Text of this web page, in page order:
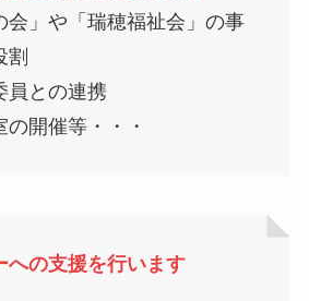
会」や「瑞穂福祉会」の事
割
員との連携
開催等・・・
への支援を行います